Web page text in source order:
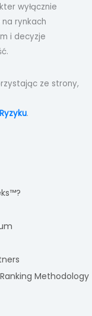
wyłącznie
rynkach
i decyzje
ze strony,
.
Methodology